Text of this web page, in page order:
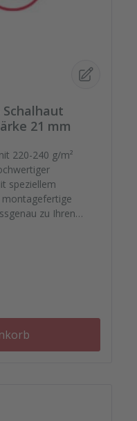
21 mm
220-240 g/m²
speziellem
montagefertige
zu Ihren
bis zu